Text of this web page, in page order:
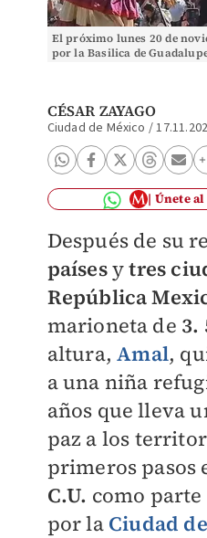
El próximo lunes 20 de
por la Basilica de
CÉSAR ZAYAGO
Ciudad de México /
Únete
Después de su
paísesytres
República
marioneta de 3.
altura,Amal,
a una niña
años que lleva
paz a los
primeros pasos
C.U. como
por la Ciudad